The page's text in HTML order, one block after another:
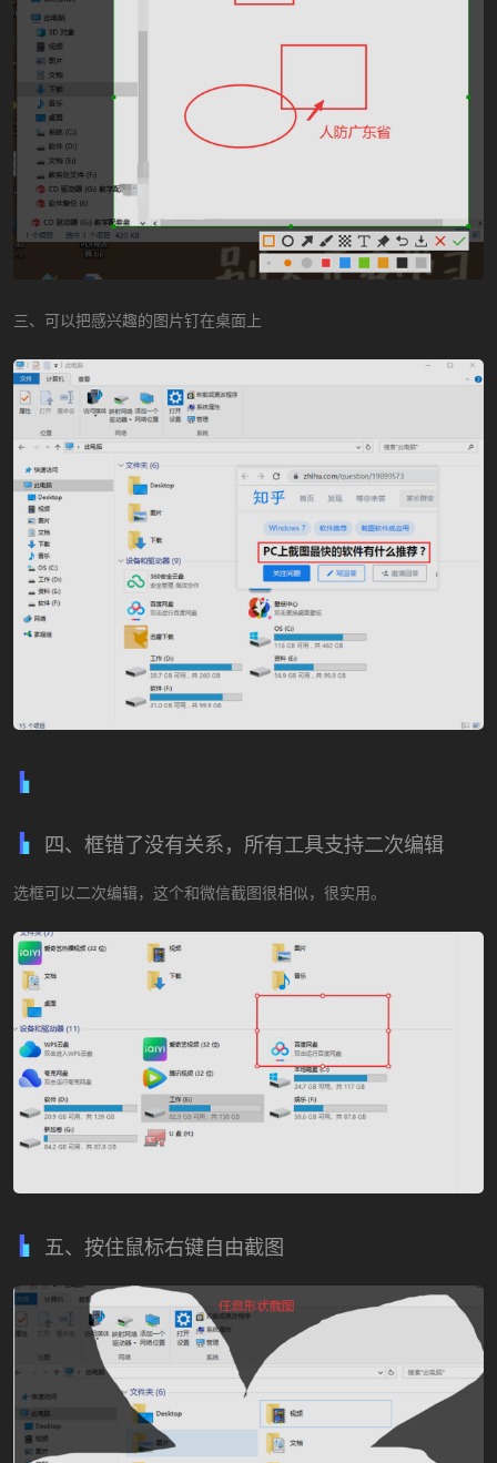
三、可以把感兴趣的图片钉在桌面上
四、框错了没有关系，所有工具支持二次编辑
选框可以二次编辑，这个和微信截图很相似，很实用。
五、按住鼠标右键自由截图